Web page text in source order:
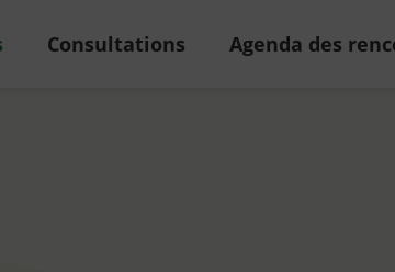
Consultations Agenda des